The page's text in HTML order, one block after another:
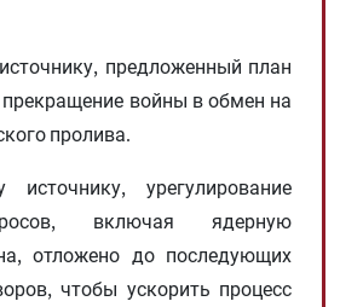
предложенный план
войны в обмен на
пролива.
источнику, урегулирование
включая ядерную
отложено до последующих
чтобы ускорить процесс